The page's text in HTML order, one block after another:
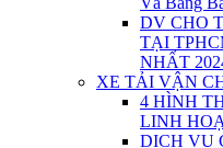
DV CHO
TẠI
NHẤT
XE TẢI VẬN
4 HÌNH
LINH
DỊCH VỤ